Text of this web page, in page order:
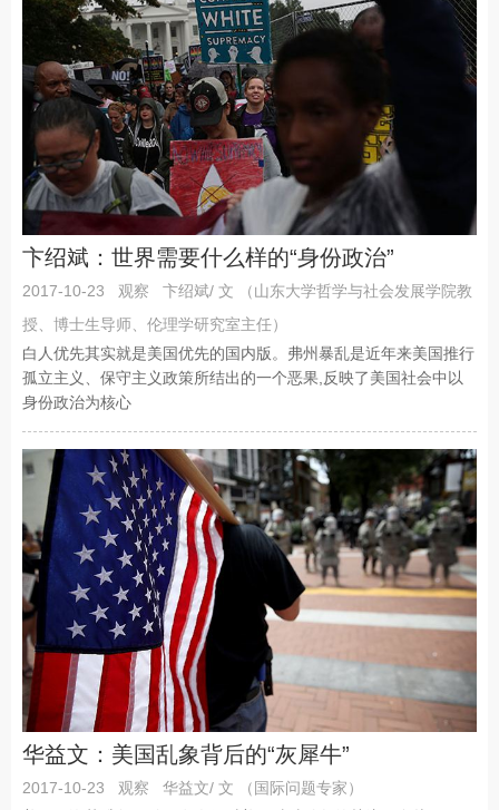
卞绍斌：世界需要什么样的“身份政治”
2017-10-23 观察
卞绍斌/ 文 （山东大学哲学与社会发展学院教
授、博士生导师、伦理学研究室主任）
白人优先其实就是美国优先的国内版。弗州暴乱是近年来美国推行
孤立主义、保守主义政策所结出的一个恶果,反映了美国社会中以
身份政治为核心
华益文：美国乱象背后的“灰犀牛”
2017-10-23 观察
华益文/ 文 （国际问题专家）